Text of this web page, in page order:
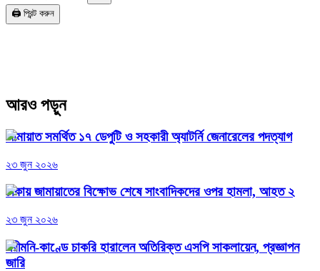
🖨️ প্রিন্ট করুন
আরও পড়ুন
জামায়াত সমর্থিত ১৭ ডেপুটি ও সহকারী অ্যাটর্নি জেনারেলের পদত্যাগ
২৩ জুন ২০২৬
ঢাকায় জামায়াতের বিক্ষোভ শেষে সাংবাদিকদের ওপর হামলা, আহত ২
২৩ জুন ২০২৬
পরীমনি-কাণ্ডে চাকরি হারালেন অতিরিক্ত এসপি সাকলায়েন, প্রজ্ঞাপন
জারি